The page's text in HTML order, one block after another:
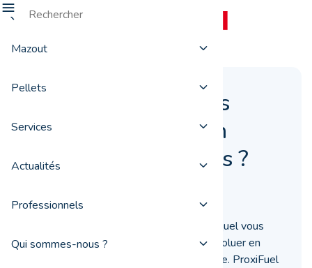
Mazout
Pellets
Services
Actualités
Professionnels
Qui sommes-nous ?
Pourquoi le prix des
pellets varie-t-il en
fonction des régions ?
En Belgique, et selon le fournisseur auquel vous
faites appel, le prix des pellets peut évoluer en
fonction de votre situation géographique. ProxiFuel